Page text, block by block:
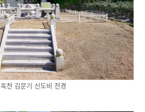
옥천 김문기 신도비 전경